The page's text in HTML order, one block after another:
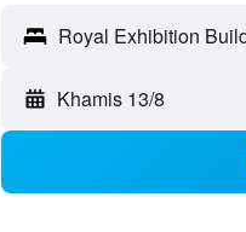
Khamis 13/8